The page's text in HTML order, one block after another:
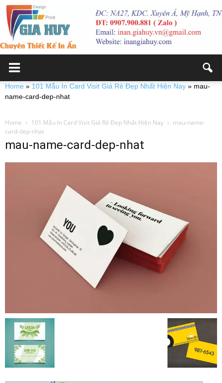
Home » 101 Mẫu In Card Visit Giá Rẻ Đẹp Nhất Hiện Nay » mau-
name-card-dep-nhat
Home 101 Mẫu In Card Visit Giá Rẻ Đẹp Nhất Hiện Nay
mau-name-
card-dep-nhat
mau-name-card-dep-nhat